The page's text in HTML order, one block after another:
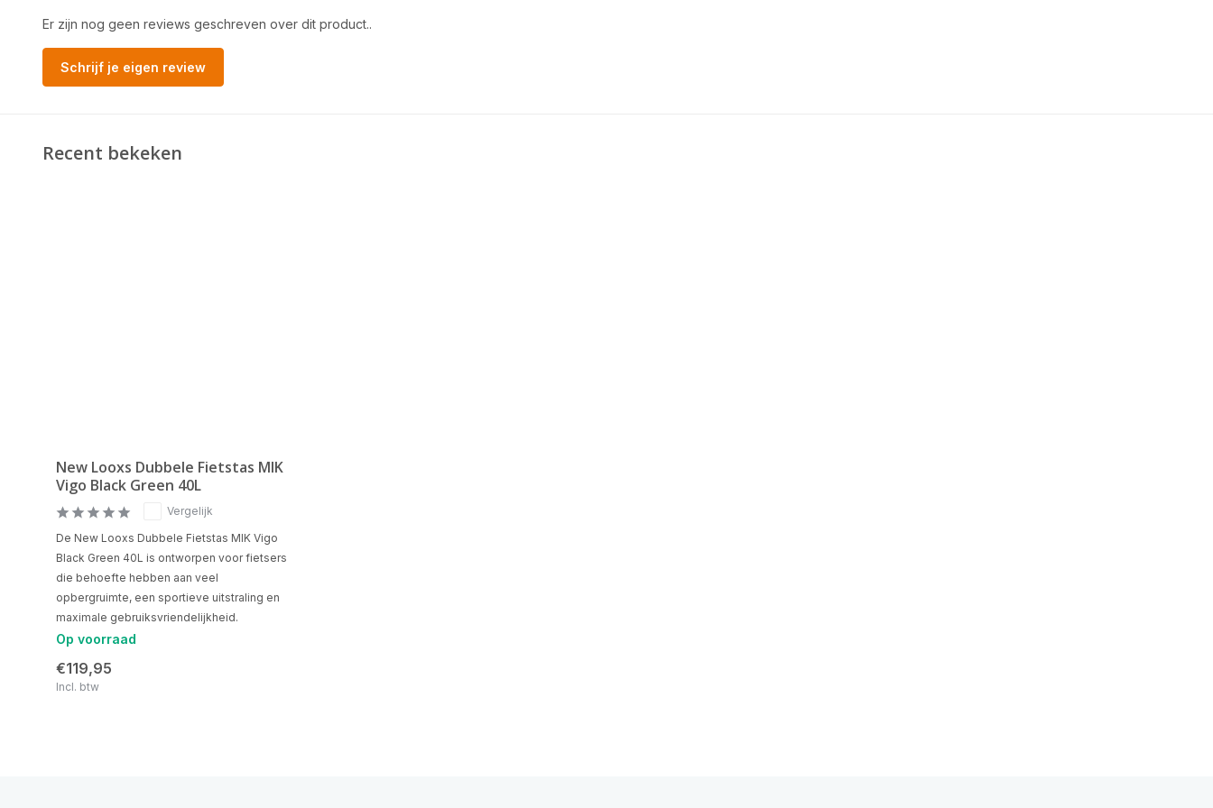
Er zijn nog geen reviews geschreven over dit product..
Schrijf je eigen review
Recent bekeken
New Looxs Dubbele Fietstas MIK
Vigo Black Green 40L
Vergelijk
De New Looxs Dubbele Fietstas MIK Vigo
Black Green 40L is ontworpen voor fietsers
die behoefte hebben aan veel
opbergruimte, een sportieve uitstraling en
maximale gebruiksvriendelijkheid.
Op voorraad
€119,95
Incl. btw